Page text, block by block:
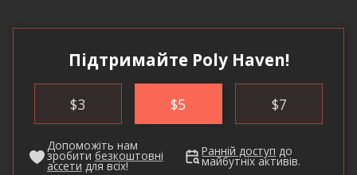
Підтримайте Poly Haven!
$3 $5 $7
Допоможіть нам
зробити безкоштовні
ассети для всіх!
Ранній доступ до
майбутніх активів.